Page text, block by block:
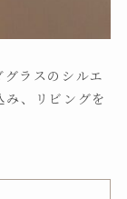
ラスのシルエ
み、リビングを